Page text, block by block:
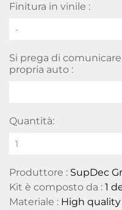
Finitura in vinile :
Si prega di
propria auto :
Quantità:
Produttore : SupDec
Kit è composto da : 1
Materiale : High